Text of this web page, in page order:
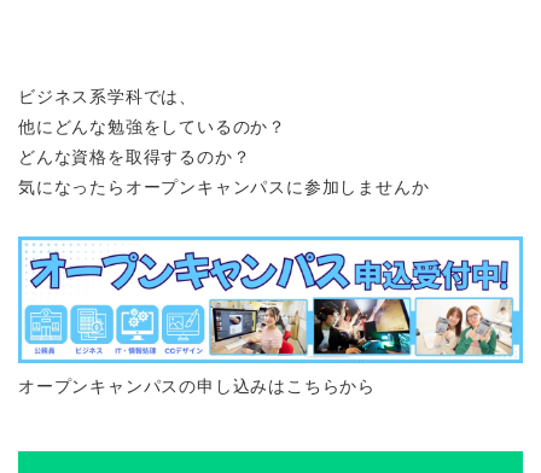
ビジネス系学科では、
他にどんな勉強をしているのか？
どんな資格を取得するのか？
気になったらオープンキャンパスに参加しませんか
オープンキャンパスの申し込みはこちらから